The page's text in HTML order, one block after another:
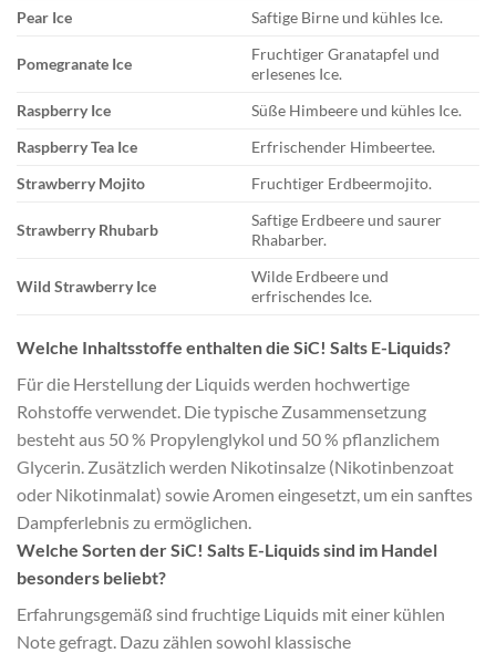
Pear Ice
Saftige Birne und kühles Ice.
Pomegranate Ice
Fruchtiger Granatapfel und
erlesenes Ice.
Raspberry Ice
Süße Himbeere und kühles Ice.
Raspberry Tea Ice
Erfrischender Himbeertee.
Strawberry Mojito
Fruchtiger Erdbeermojito.
Strawberry Rhubarb
Saftige Erdbeere und saurer
Rhabarber.
Wild Strawberry Ice
Wilde Erdbeere und
erfrischendes Ice.
Welche Inhaltsstoffe enthalten die SiC! Salts E-Liquids?
Für die Herstellung der Liquids werden hochwertige
Rohstoffe verwendet. Die typische Zusammensetzung
besteht aus 50 % Propylenglykol und 50 % pflanzlichem
Glycerin. Zusätzlich werden Nikotinsalze (Nikotinbenzoat
oder Nikotinmalat) sowie Aromen eingesetzt, um ein sanftes
Dampferlebnis zu ermöglichen.
Welche Sorten der SiC! Salts E-Liquids sind im Handel
besonders beliebt?
Erfahrungsgemäß sind fruchtige Liquids mit einer kühlen
Note gefragt. Dazu zählen sowohl klassische